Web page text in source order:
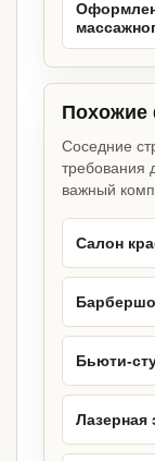
Похожие
Соседние
требования
важный
Салон
Бьюти-
Лазерная